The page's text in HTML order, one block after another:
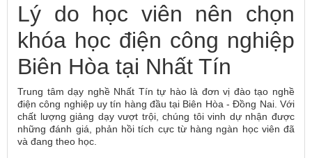
Lý do học viên nên chọn
khóa học điện công nghiệp
Biên Hòa tại Nhất Tín
Trung tâm dạy nghề Nhất Tín tự hào là đơn vị đào tạo nghề
điện công nghiệp uy tín hàng đầu tại Biên Hòa - Đồng Nai. Với
chất lượng giảng dạy vượt trội, chúng tôi vinh dự nhận được
những đánh giá, phản hồi tích cực từ hàng ngàn học viên đã
và đang theo học.